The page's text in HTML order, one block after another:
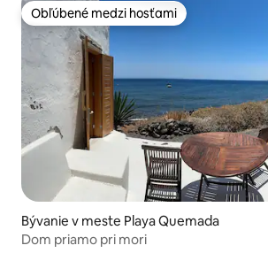
Obľúbené medzi hosťami
Obľúbené medzi hosťami
Bývanie v meste Playa Quemada
Dom priamo pri mori